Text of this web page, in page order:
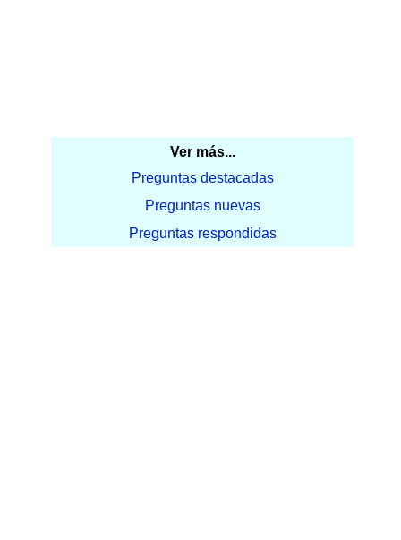
Ver más...
Preguntas destacadas
Preguntas nuevas
Preguntas respondidas